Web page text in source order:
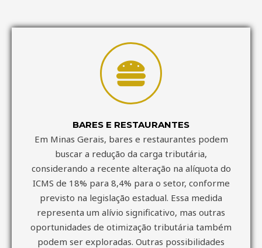
BARES E RESTAURANTES
Em Minas Gerais, bares e restaurantes podem
buscar a redução da carga tributária,
considerando a recente alteração na alíquota do
ICMS de 18% para 8,4% para o setor, conforme
previsto na legislação estadual. Essa medida
representa um alívio significativo, mas outras
oportunidades de otimização tributária também
podem ser exploradas. Outras possibilidades